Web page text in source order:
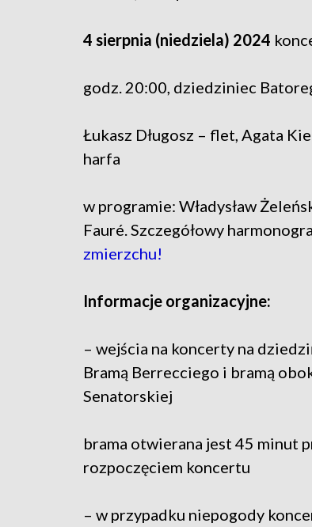
4 sierpnia (niedziela) 2024
godz. 20:00, dziedziniec
Łukasz Długosz – flet, Agata
harfa
w programie: Władysław
Fauré. Szczegółowy
zmierzchu!
Informacje organizacyjne:
– wejścia na koncerty na
Bramą Berrecciego i bramą
Senatorskiej
brama otwierana jest 45 minut
rozpoczęciem koncertu
– w przypadku niepogody